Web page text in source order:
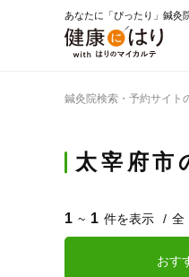
あなたに「ぴったり」鍼灸
鍼灸院検索・予約サイト
太宰府市
1 ~ 1 件を表示 全
おす